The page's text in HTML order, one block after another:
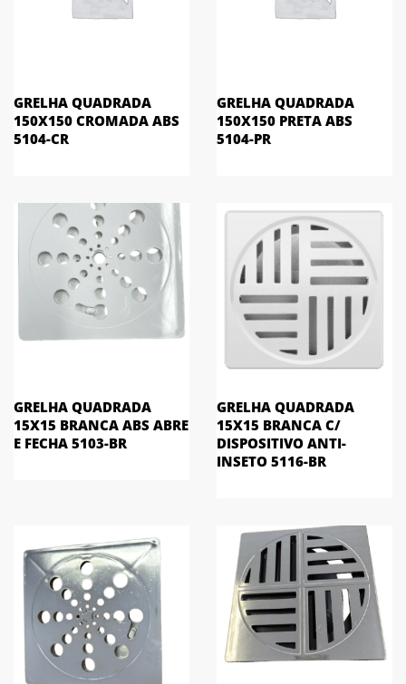
GRELHA QUADRADA
150X150 CROMADA ABS
5104-CR
GRELHA QUADRADA
150X150 PRETA ABS
5104-PR
GRELHA QUADRADA
15X15 BRANCA ABS ABRE
E FECHA 5103-BR
GRELHA QUADRADA
15X15 BRANCA C/
DISPOSITIVO ANTI-
INSETO 5116-BR